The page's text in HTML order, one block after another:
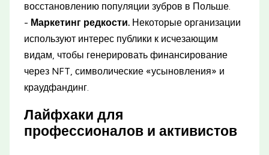
восстановлению популяции зубров в Польше.
- Маркетинг редкости. Некоторые организации
используют интерес публики к исчезающим
видам, чтобы генерировать финансирование
через NFT, символические «усыновления» и
краудфандинг.
Лайфхаки для
профессионалов и активистов